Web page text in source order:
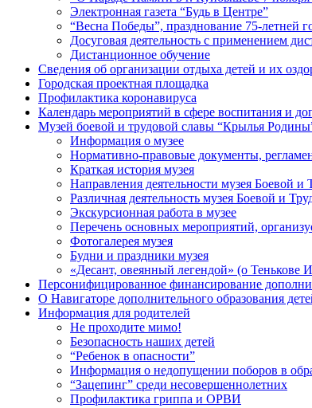
Электронная газета “Будь в Центре”
“Весна Победы”, празднование 75-
Досуговая деятельность с применением
Дистанционное обучение
Сведения об организации отдыха детей и их
Городская проектная площадка
Профилактика коронавируса
Календарь мероприятий в сфере воспитания и
Музей боевой и трудовой славы “Крылья
Информация о музее
Нормативно-правовые документы,
Краткая история музея
Направления деятельности музея Боевой
Различная деятельность музея Боевой и
Экскурсионная работа в музее
Перечень основных мероприятий,
Фотогалерея музея
Будни и праздники музея
«Десант, овеянный легендой» (о Тенькове
Персонифицированное финансирование
О Навигаторе дополнительного образования
Информация для родителей
Не проходите мимо!
Безопасность наших детей
“Ребенок в опасности”
Информация о недопущении поборов в
“Зацепинг” среди несовершеннолетних
Профилактика гриппа и ОРВИ